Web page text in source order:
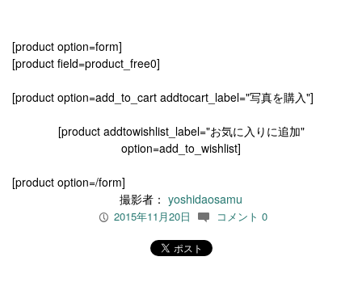
[product option=form]
[product field=product_free0]
[product option=add_to_cart addtocart_label="写真を購入"]
[product addtowishlist_label="お気に入りに追加"
option=add_to_wishlist]
[product option=/form]
撮影者： yoshidaosamu
P 2015年11月20日 c コメント 0